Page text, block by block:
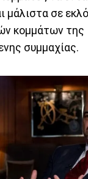
μάλιστα σε
κομμάτων της
συμμαχίας.